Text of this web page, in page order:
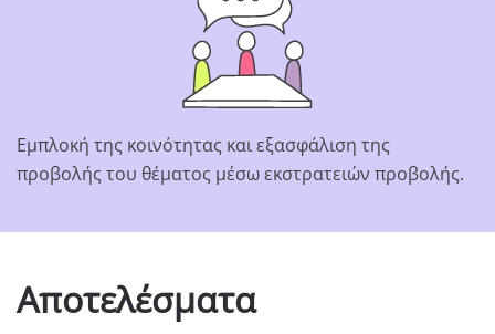
Εμπλοκή της κοινότητας και εξασφάλιση της
προβολής του θέματος μέσω εκστρατειών προβολής.
Αποτελέσματα